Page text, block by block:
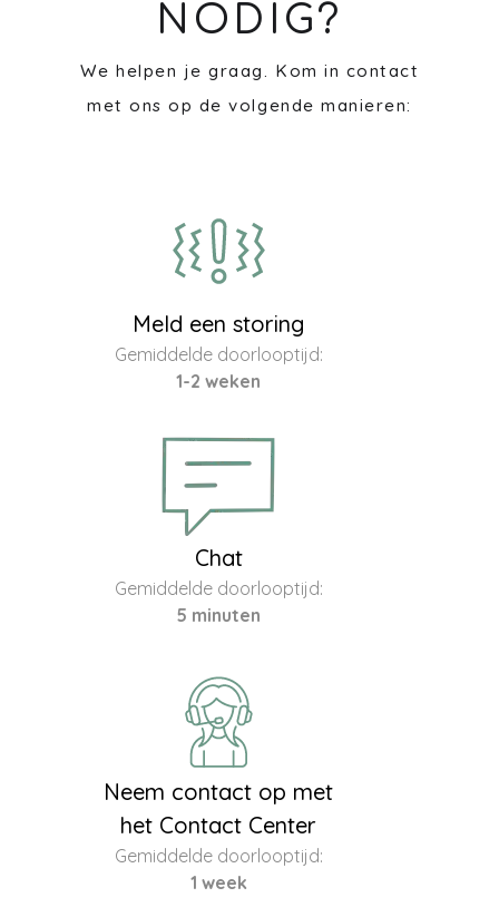
NODIG?
We helpen je graag. Kom in contact
met ons op de volgende manieren:
Meld een storing
Gemiddelde doorlooptijd:
1-2 weken
Chat
Gemiddelde doorlooptijd:
5 minuten
Neem contact op met
het Contact Center
Gemiddelde doorlooptijd:
1 week